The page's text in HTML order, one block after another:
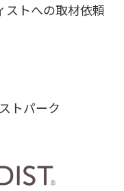
ストへの取材依頼
トパーク